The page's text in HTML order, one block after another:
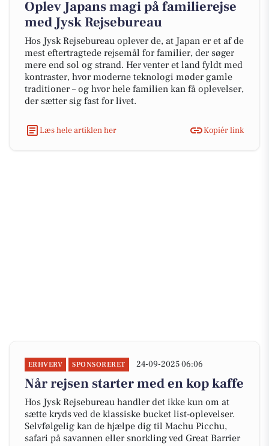
Oplev Japans magi på familierejse
med Jysk Rejsebureau
Hos Jysk Rejsebureau oplever de, at Japan er et af de
mest eftertragtede rejsemål for familier, der søger
mere end sol og strand. Her venter et land fyldt med
kontraster, hvor moderne teknologi møder gamle
traditioner – og hvor hele familien kan få oplevelser,
der sætter sig fast for livet.
Læs hele artiklen her Kopiér link
ERHVERV SPONSORERET 24-09-2025 06:06
Når rejsen starter med en kop kaffe
Hos Jysk Rejsebureau handler det ikke kun om at
sætte kryds ved de klassiske bucket list-oplevelser.
Selvfølgelig kan de hjælpe dig til Machu Picchu,
safari på savannen eller snorkling ved Great Barrier